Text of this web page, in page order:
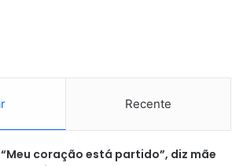
Recente
“Meu coração está partido”, diz mãe